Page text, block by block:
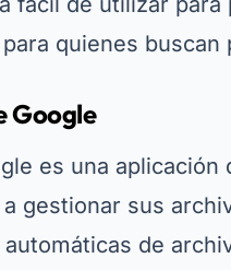
quienes
Google
es una
gestionar sus
de